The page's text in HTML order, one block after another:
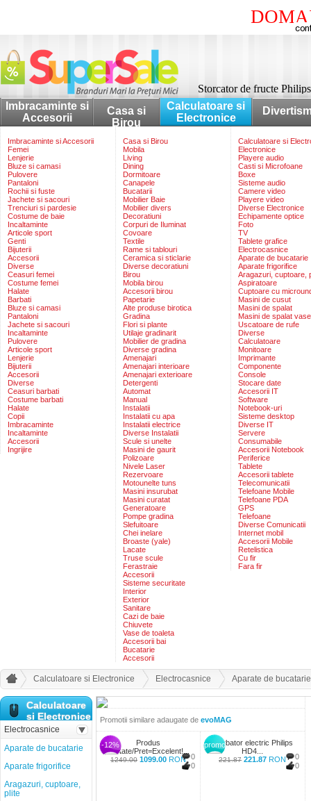
Storcator de fructe
Imbracaminte si
Accesorii
Casa si
Birou
Calculatoare si
Electronice
Imbracaminte si Accesorii
Femei
Lenjerie
Bluze si camasi
Pulovere
Pantaloni
Rochii si fuste
Jachete si sacouri
Trenciuri si pardesie
Costume de baie
Incaltaminte
Articole sport
Genti
Bijuterii
Accesorii
Diverse
Ceasuri femei
Costume femei
Halate
Barbati
Bluze si camasi
Pantaloni
Jachete si sacouri
Incaltaminte
Pulovere
Articole sport
Lenjerie
Bijuterii
Accesorii
Diverse
Ceasuri barbati
Costume barbati
Halate
Copii
Imbracaminte
Incaltaminte
Accesorii
Ingrijire
Casa si Birou
Mobila
Living
Dining
Dormitoare
Canapele
Bucatarii
Mobilier Baie
Mobilier divers
Decoratiuni
Corpuri de Iluminat
Covoare
Textile
Rame si tablouri
Ceramica si sticlarie
Diverse decoratiuni
Birou
Mobila birou
Accesorii birou
Papetarie
Alte produse birotica
Gradina
Flori si plante
Utilaje gradinarit
Mobilier de gradina
Diverse gradina
Amenajari
Amenajari interioare
Amenajari exterioare
Detergenti
Automat
Manual
Instalatii
Instalatii cu apa
Instalatii electrice
Diverse Instalatii
Scule si unelte
Masini de gaurit
Polizoare
Nivele Laser
Rezervoare
Motounelte tuns
Masini insurubat
Masini curatat
Generatoare
Pompe gradina
Slefuitoare
Chei inelare
Broaste (yale)
Lacate
Truse scule
Ferastraie
Accesorii
Sisteme securitate
Interior
Exterior
Sanitare
Cazi de baie
Chiuvete
Vase de toaleta
Accesorii bai
Bucatarie
Accesorii
Calculatoare si
Electronice
Playere audio
Casti si Microfoane
Boxe
Sisteme audio
Camere video
Playere video
Diverse Electronice
Echipamente optice
Foto
TV
Tablete grafice
Electrocasnice
Aparate de bucatarie
Aparate frigorifice
Aragazuri, cuptoare,
Aspiratoare
Cuptoare cu
Masini de cusut
Masini de spalat
Masini de spalat vase
Uscatoare de rufe
Diverse
Calculatoare
Monitoare
Imprimante
Componente
Console
Stocare date
Accesorii IT
Software
Notebook-uri
Sisteme desktop
Diverse IT
Servere
Consumabile
Accesorii Notebook
Periferice
Tablete
Accesorii tablete
Telecomunicatii
Telefoane Mobile
Telefoane PDA
GPS
Telefoane
Diverse Comunicatii
Internet mobil
Accesorii Mobile
Retelistica
Cu fir
Fara fir
Calculatoare si Electronice Electrocasnice Aparate de bucatarie
Promotii similare adaugate de evoMAG
-12%
0
0
Produs
Calitate/Pret=Excelent!...
1249.00 1099.00 RON
promo
0
0
Fierbator electric Philips
HD4...
221.87 221.87 RON
Calculatoare
si Electronice
Electrocasnice
Aparate de bucatarie
Aparate frigorifice
Aragazuri, cuptoare,
plite